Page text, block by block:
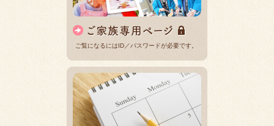
ご覧になるにはID／パスワードが必要です。